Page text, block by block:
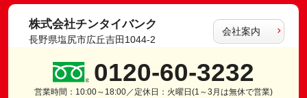
株式会社チンタイバンク
長野県塩尻市広丘吉田1044-2
会社案内
0120-60-3232
営業時間：10:00～18:00／定休日：火曜日(1～3月は無休で営業)